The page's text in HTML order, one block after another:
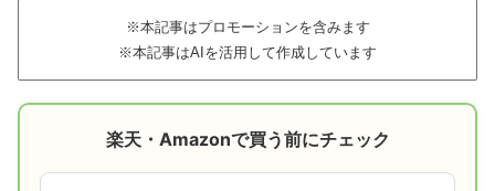
※本記事はプロモーションを含みます
※本記事はAIを活用して作成しています
楽天・Amazonで買う前にチェック